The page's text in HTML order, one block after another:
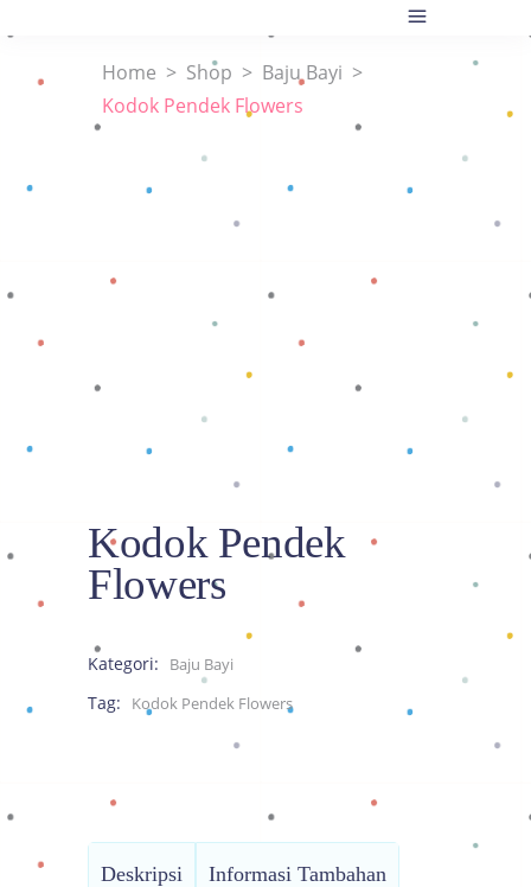
Home > Shop > Baju Bayi >
Kodok Pendek Flowers
Kodok Pendek
Flowers
Kategori: Baju Bayi
Tag: Kodok Pendek Flowers
Deskripsi Informasi Tambahan